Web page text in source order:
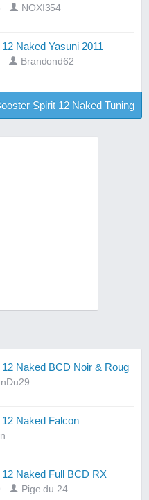
NOXI354
Naked Yasuni 2011
Brandond62
Spirit 12 Naked Tuning
Naked BCD Noir & Roug
Naked Falcon
Naked Full BCD RX
Pige du 24